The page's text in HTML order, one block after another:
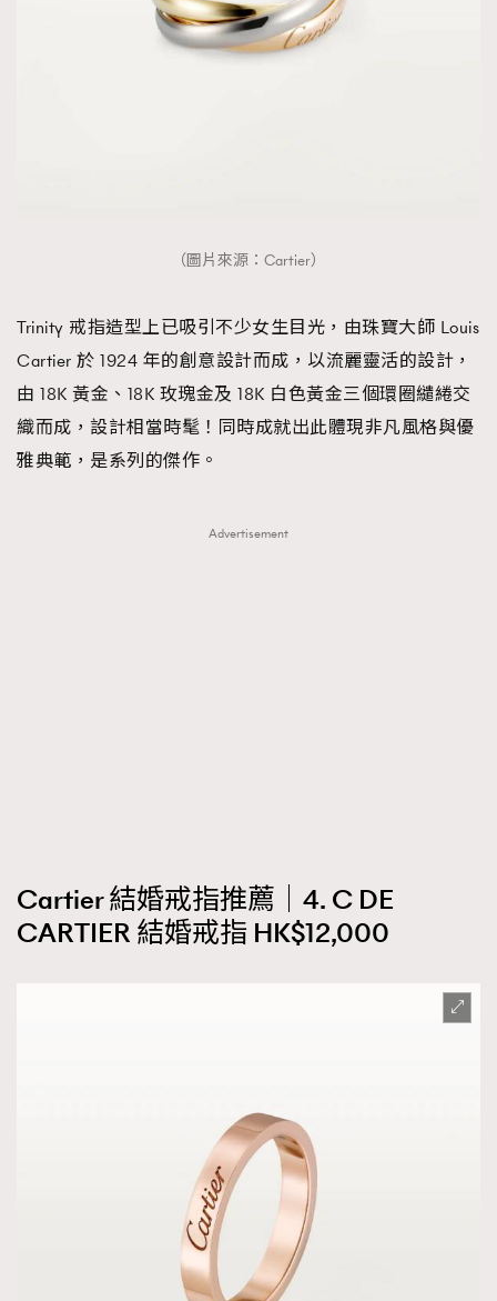
（圖片來源：Cartier）
Trinity 戒指造型上已吸引不少女生目光，由珠寶大師 Louis
Cartier 於 1924 年的創意設計而成，以流麗靈活的設計，
由 18K 黃金、18K 玫瑰金及 18K 白色黃金三個環圈繾綣交
織而成，設計相當時髦！同時成就出此體現非凡風格與優
雅典範，是系列的傑作。
Advertisement
Cartier 結婚戒指推薦｜4. C DE
CARTIER 結婚戒指 HK$12,000